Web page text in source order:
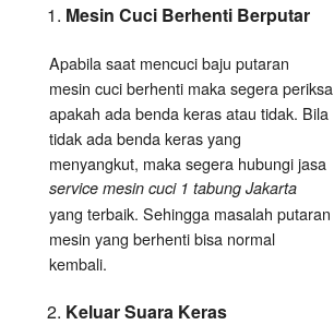
Mesin Cuci Berhenti Berputar
Apabila saat mencuci baju putaran
mesin cuci berhenti maka segera periksa
apakah ada benda keras atau tidak. Bila
tidak ada benda keras yang
menyangkut, maka segera hubungi jasa
service mesin cuci 1 tabung Jakarta
yang terbaik. Sehingga masalah putaran
mesin yang berhenti bisa normal
kembali.
Keluar Suara Keras